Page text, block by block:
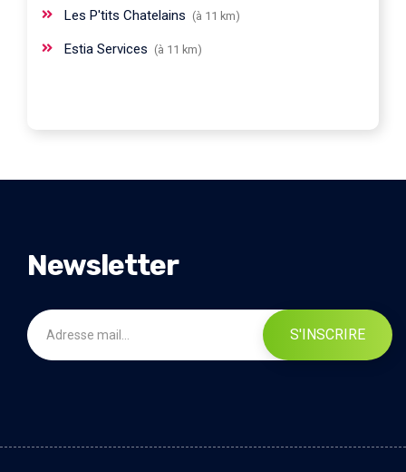
Les P'tits Chatelains (à 11 km)
Estia Services (à 11 km)
Newsletter
S'INSCRIRE